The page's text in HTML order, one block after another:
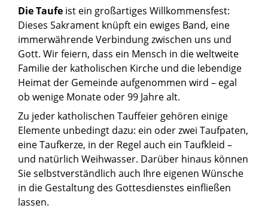
Die Taufe ist ein großartiges Willkommensfest:
Dieses Sakrament knüpft ein ewiges Band, eine
immerwährende Verbindung zwischen uns und
Gott. Wir feiern, dass ein Mensch in die weltweite
Familie der katholischen Kirche und die lebendige
Heimat der Gemeinde aufgenommen wird – egal
ob wenige Monate oder 99 Jahre alt.
Zu jeder katholischen Tauffeier gehören einige
Elemente unbedingt dazu: ein oder zwei Taufpaten,
eine Taufkerze, in der Regel auch ein Taufkleid –
und natürlich Weihwasser. Darüber hinaus können
Sie selbstverständlich auch Ihre eigenen Wünsche
in die Gestaltung des Gottesdienstes einfließen
lassen.